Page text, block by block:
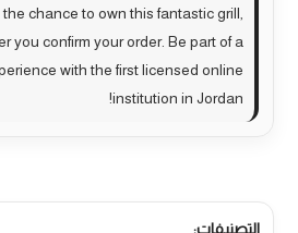
the chance to own this fantastic grill,
you confirm your order. Be part of a
with the first licensed online
institution in Jordan!
التصنيفات: